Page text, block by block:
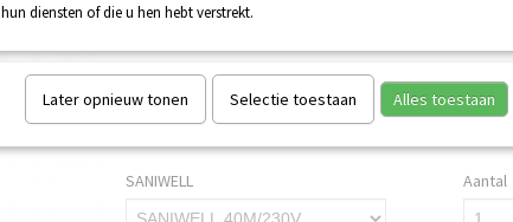
SFA SANIWELL
230V
€ 695,00
SANIWELL Aantal
hun diensten of die u hen hebt verstrekt.
Later opnieuw tonen Selectie toestaan Alles toestaan